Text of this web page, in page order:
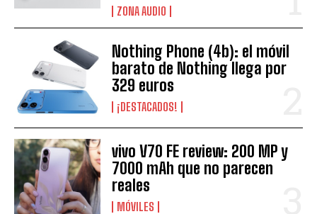
ZONA AUDIO
Nothing Phone (4b): el móvil
barato de Nothing llega por
329 euros
¡DESTACADOS!
vivo V70 FE review: 200 MP y
7000 mAh que no parecen
reales
MÓVILES